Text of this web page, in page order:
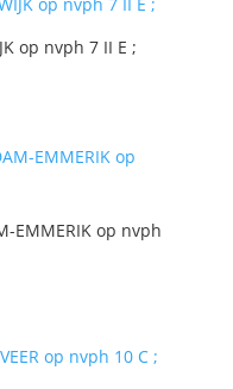
op nvph 7 II E ;
EMMERIK op nvph